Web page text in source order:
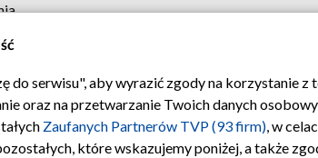
Regulamin TVP Polityka
do serwisu", aby wyrazić zgody na korzystanie
oraz na przetwarzanie Twoich danych
Zaufanych Partnerów TVP (93 firm), w
które wskazujemy poniżej, a także